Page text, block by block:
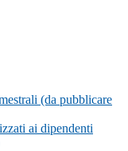
(da pubblicare
ai dipendenti